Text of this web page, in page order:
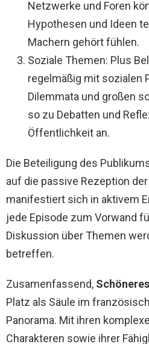
Netzwerke und Foren
Hypothesen und Ideen
Machern gehört fühlen.
Soziale Themen: Plus
regelmäßig mit sozialen
Dilemmata und großen
so zu Debatten und
Öffentlichkeit an.
Die Beteiligung des
auf die passive Rezeption
manifestiert sich in aktivem
jede Episode zum Vorwand
Diskussion über Themen
betreffen.
Zusamenfassend,
Platz als Säule im
Panorama. Mit ihren
Charakteren sowie ihrer